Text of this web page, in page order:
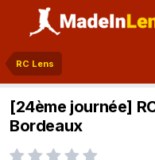
RC Lens
[24ème journée]
Bordeaux